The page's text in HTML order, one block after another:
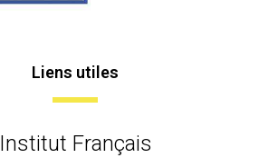
Liens utiles
Institut Français